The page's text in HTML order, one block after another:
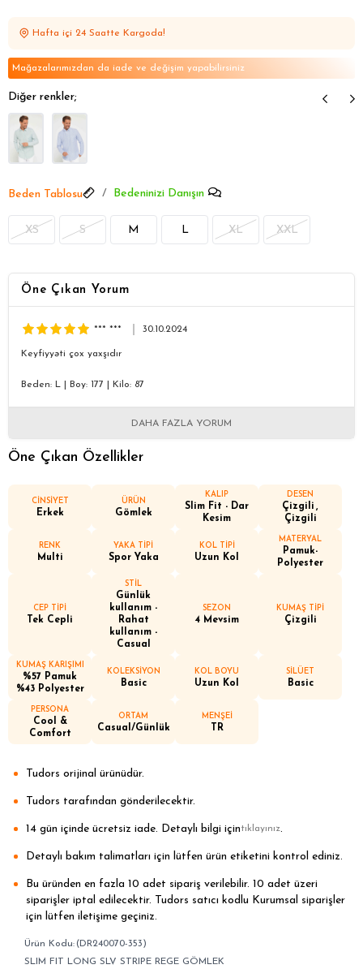
Hafta içi 24 Saatte Kargoda!
Mağazalarımızdan da iade ve değişim yapabilirsiniz
Diğer renkler;
Beden Tablosu Bedeninizi Danışın
XS S M L XL XXL
Öne Çıkan Yorum
*** *** 30.10.2024
Keyfiyyəti çox yaxşıdır
Beden: L Boy: 177 Kilo: 87
DAHA FAZLA YORUM
Öne Çıkan Özellikler
CİNSİYET
Erkek
ÜRÜN
Gömlek
KALIP
Slim Fit - Dar
Kesim
DESEN
Çizgili
Çizgili
RENK
Multi
YAKA TİPİ
Spor Yaka
KOL TİPİ
Uzun Kol
MATERYAL
Pamuk-
Polyester
CEP TİPİ
Tek Cepli
STİL
Günlük
kullanım -
Rahat
kullanım -
Casual
SEZON
4 Mevsim
KUMAŞ TİPİ
Çizgili
KUMAŞ KARIŞIMI
%57 Pamuk
%43 Polyester
KOLEKSİYON
Basic
KOL BOYU
Uzun Kol
SİLÜET
Basic
PERSONA
Cool &
Comfort
ORTAM
Casual/Günlük
MENŞEİ
TR
Tudors orijinal ürünüdür.
Tudors tarafından gönderilecektir.
14 gün içinde ücretsiz iade. Detaylı bilgi içintıklayınız.
Detaylı bakım talimatları için lütfen ürün etiketini kontrol ediniz.
Bu üründen en fazla 10 adet sipariş verilebilir. 10 adet üzeri
siparişler iptal edilecektir. Tudors satıcı kodlu Kurumsal siparişler
için lütfen iletişime geçiniz.
(DR240070-353)
SLIM FIT LONG SLV STRIPE REGE GÖMLEK